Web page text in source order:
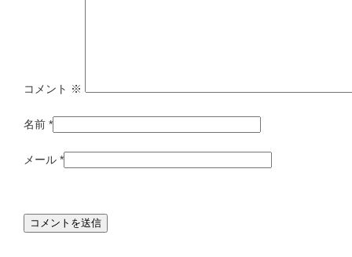
コメント ※
名前 *
メール *